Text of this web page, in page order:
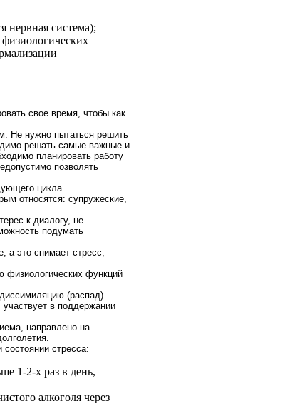
нервная система);
свое время, чтобы как
Не нужно пытаться решить
решать самые важные и
планировать работу
позволять
цикла.
относятся: супружеские,
к диалогу, не
подумать
а это снимает стресс,
физиологических функций
(распад)
в поддержании
направлено на
стресса:
1-2-х раз в день,
алкоголя через